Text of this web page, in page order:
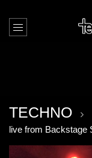
TECHNO
live from Backstage